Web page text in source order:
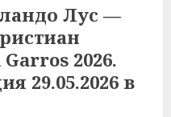
Лус —
2026.
29.05.2026 в